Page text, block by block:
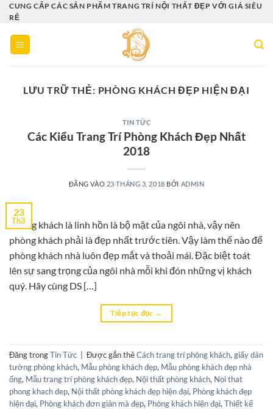
Bỏ
qua
nội
dung
CUNG CẤP CÁC SẢN PHẨM TRANG TRÍ NỘI THẤT ĐẸP VỚI GIÁ SIÊU
RẺ
LƯU TRỮ THẺ: PHÒNG KHÁCH ĐẸP HIỆN ĐẠI
TIN TỨC
Các Kiểu Trang Trí Phòng Khách Đẹp Nhất
2018
ĐĂNG VÀO 23 THÁNG 3, 2018 BỞI ADMIN
23
Th3
Phòng khách là linh hồn là bộ mặt của ngôi nhà, vậy nên
phòng khách phải là đẹp nhất trước tiên. Vậy làm thế nào để
phòng khách nhà luôn đẹp mắt và thoải mái. Đặc biệt toát
lên sự sang trọng của ngôi nhà mỗi khi đón những vị khách
quý. Hãy cùng DS […]
Tiếp tục đọc →
Đăng trongTin Tức Được gắn thẻCách trang trí phòng khách, giấy dán
tường phòng khách, Mẫu phòng khách đẹp, Mẫu phòng khách đẹp nhà
ống, Mẫu trang trí phòng khách đẹp, Nội thất phòng khách, Noi that
phong khach dep, Nội thất phòng khách đẹp hiện đại, Phòng khách đẹp
hiện đại, Phòng khách đơn giản mà đẹp, Phòng khách hiện đại, Thiết kế